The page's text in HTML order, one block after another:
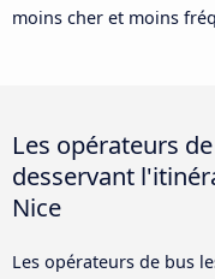
moins cher et moins
Les opérateurs
desservant
Nice
Les opérateurs de bus